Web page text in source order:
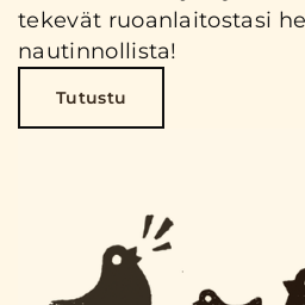
tekevät ruoanlaitostasi
nautinnollista!
Tutustu